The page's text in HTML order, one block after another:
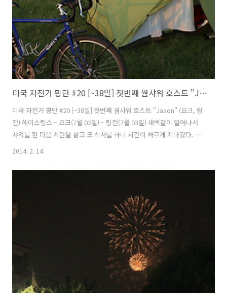
이라 매장안에는 없었다. 물과 식료품을 구입하고 나서 페니어 안에 담고
있을때 ..
미국 자전거 횡단 #20 [~38일] 첫번째 웜샤워 호스트 "Jason" (요크, 링컨)
미국 자전거 횡단 #20 [~38일] 첫번째 웜샤워 호스트 "Jason" (요크, 링
컨) 헤이스팅스 ~ 요크(7월 02일) ~ 링컨(7월 03일) 새벽같이 일어나서
샤워를 한 다음 계란을 삶고 또 식사를 하니 시간이 빠르게 지나갔다. 새
벽 5시가 안된 시간에 깨기는 처음인데 아침 공기가 상쾌하다. 어김없이
놀러온줄 알았다. 한참후에나 차 한대가 와서 텐트 앞에 주차를 하는 소
서 텐트 치고 생활하는 사람으로 보였다. 어제는 인사를 못해서 혹시라도
아침에 보게 되면 인사를 하려 했는데 차도 없고 인기척도 없는 것을 보
니 어디 나간것 같았다. 내일은 링컨(Lincoln)에 ..
2014. 2. 14.